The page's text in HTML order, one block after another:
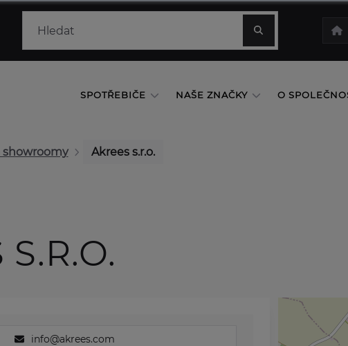
SPOTŘEBIČE NAŠE ZNAČKY O
showroomy Akrees s.r.o.
info@akrees.com